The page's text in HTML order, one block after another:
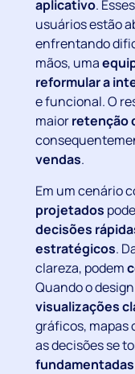
aplicativo.
usuários estão
enfrentando
mãos, uma
reformular a
e funcional. O
maiorretenção
vendas.
Em um cenário
projetados
decisões
estratégicos.
clareza, podem
Quando o
visualizações
gráficos, mapas
as decisões se
fundamentadas